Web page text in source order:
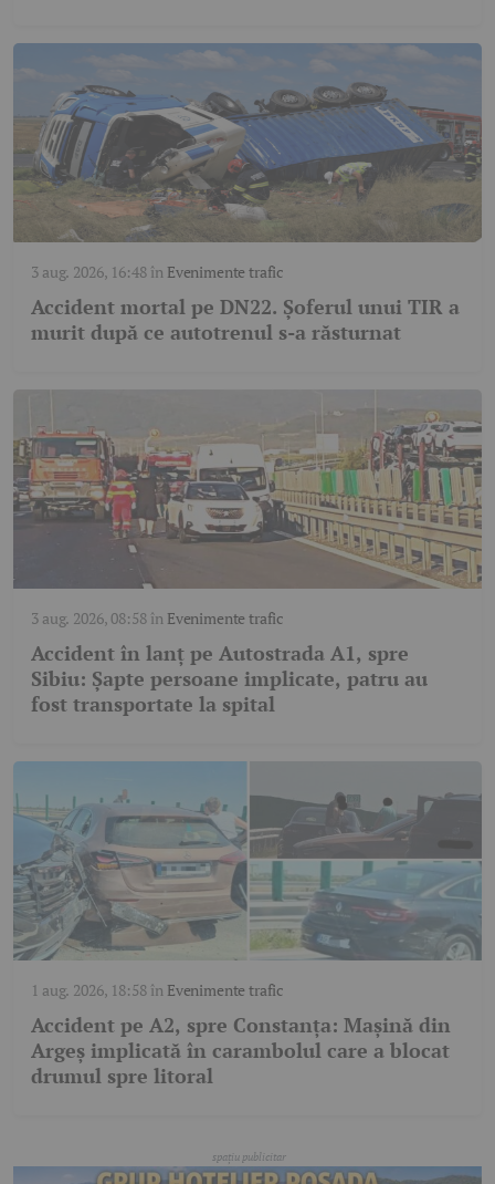
3 aug. 2026, 16:48în Evenimente trafic
Accident mortal pe DN22. Șoferul unui TIR a
murit după ce autotrenul s-a răsturnat
3 aug. 2026, 08:58în Evenimente trafic
Accident în lanț pe Autostrada A1, spre
Sibiu: Șapte persoane implicate, patru au
fost transportate la spital
1 aug. 2026, 18:58în Evenimente trafic
Accident pe A2, spre Constanța: Mașină din
Argeș implicată în carambolul care a blocat
drumul spre litoral